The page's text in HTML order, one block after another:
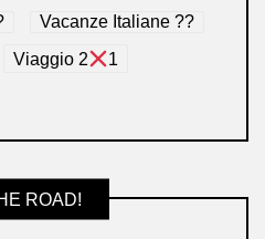
Vacanze Italiane ??
Viaggio 2
1
ROAD!